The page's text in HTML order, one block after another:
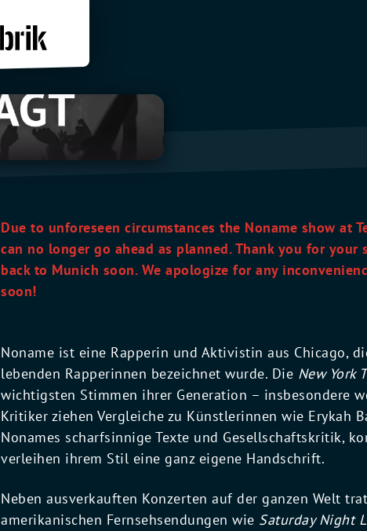
Due to unforeseen circumstances the Noname show at
can no longer go ahead as planned. Thank you for your
back to Munich soon. We apologize for any
soon!
Noname ist eine Rapperin und Aktivistin aus Chicago,
lebenden Rapperinnen bezeichnet wurde. Die New York
wichtigsten Stimmen ihrer Generation – insbesondere
Kritiker ziehen Vergleiche zu Künstlerinnen wie Erykah
Nonames scharfsinnige Texte und Gesellschaftskritik,
verleihen ihrem Stil eine ganz eigene Handschrift.
Neben ausverkauften Konzerten auf der ganzen Welt
amerikanischen Fernsehsendungen wie Saturday Night